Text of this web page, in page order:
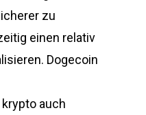
zu
einen relativ
Dogecoin
auch